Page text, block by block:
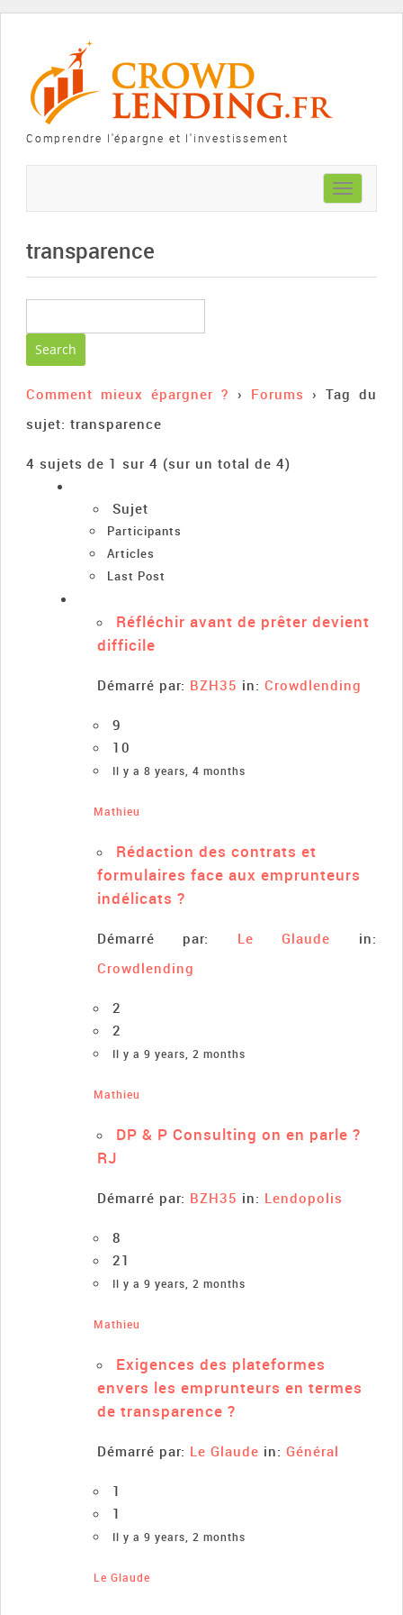
Comprendre l'épargne et l'investissement
Toggle
navigation
transparence
Comment mieux épargner ? › Forums › Tag du
sujet: transparence
4 sujets de 1 sur 4 (sur un total de 4)
Sujet
Participants
Articles
Last Post
Réfléchir avant de prêter devient
difficile
Démarré par: BZH35 in: Crowdlending
9
10
Il y a 8 years, 4 months
Mathieu
Rédaction des contrats et
formulaires face aux emprunteurs
indélicats ?
Démarré par: Le Glaude
in:
Crowdlending
2
2
Il y a 9 years, 2 months
Mathieu
DP & P Consulting on en parle ?
RJ
Démarré par: BZH35 in: Lendopolis
8
21
Il y a 9 years, 2 months
Mathieu
Exigences des plateformes
envers les emprunteurs en termes
de transparence ?
Démarré par: Le Glaude in: Général
1
1
Il y a 9 years, 2 months
Le Glaude